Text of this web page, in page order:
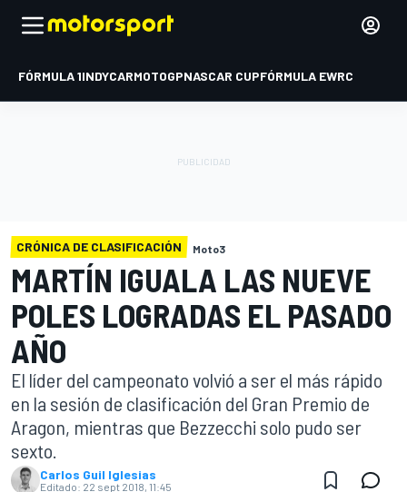
FÓRMULA 1INDYCARMOTOGPNASCAR CUPFÓRMULA EWRC
CRÓNICA DE CLASIFICACIÓN Moto3
MARTÍN IGUALA LAS NUEVE
POLES LOGRADAS EL PASADO
AÑO
El líder del campeonato volvió a ser el más rápido
en la sesión de clasificación del Gran Premio de
Aragon, mientras que Bezzecchi solo pudo ser
sexto.
Carlos Guil Iglesias
Editado: 22 sept 2018, 11:45